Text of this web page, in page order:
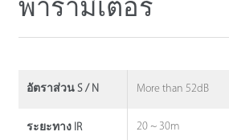
พารามิเตอร์
อัตราส่วน S / N More than 52dB
ระยะทาง IR 20 ~ 30m